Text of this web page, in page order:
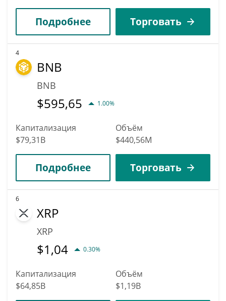
Подробнее Торговать
4
BNB
BNB
$595,65 1.00%
Капитализация
$79,31B
Объём
$440,56M
Подробнее Торговать
6
XRP
XRP
$1,04 0.30%
Капитализация
$64,85B
Объём
$1,19B